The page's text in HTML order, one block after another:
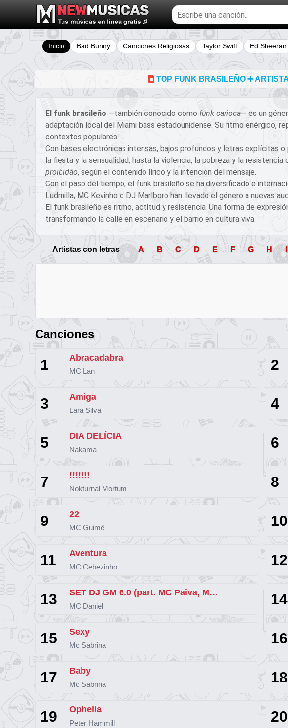
Buscar
temas
musicales
Inicio Bad Bunny Canciones Religiosas Taylor Swift Ed Sheeran
TOP FUNK BRASILEÑO ➕
El funk brasileño —también conocido como funk carioca— es un
adaptación local del Miami bass estadounidense. Su ritmo enérgico,
contextos populares.
Con bases electrónicas intensas, bajos profundos y letras explícitas o
la fiesta y la sensualidad, hasta la violencia, la pobreza y la
proibidão, según el contenido lírico y la intención del mensaje.
Con el paso del tiempo, el funk brasileño se ha diversificado e
Ludmilla, MC Kevinho o DJ Marlboro han llevado el género a nuevas
El funk brasileño es ritmo, actitud y resistencia. Una forma de
transformando la calle en escenario y el barrio en cultura viva.
Artistas con letras A B C D E F G H I
Canciones
1 Abracadabra
MC Lan 2
3 Amiga
Lara Silva 4
5 DIA DELÍCIA
Nakama 6
7 !!!!!!!
Nokturnal Mortum 8
9 22
MC Guimê 10
11 Aventura
MC Cebezinho 12
13 SET DJ GM 6.0 (part. MC Paiva, MC Cebezinho, MC Ryan SP, MC Lipi, MC Paulin
MC Daniel 14
15 Sexy
Mc Sabrina 16
17 Baby
Mc Sabrina 18
19 Ophelia
Peter Hammill 20